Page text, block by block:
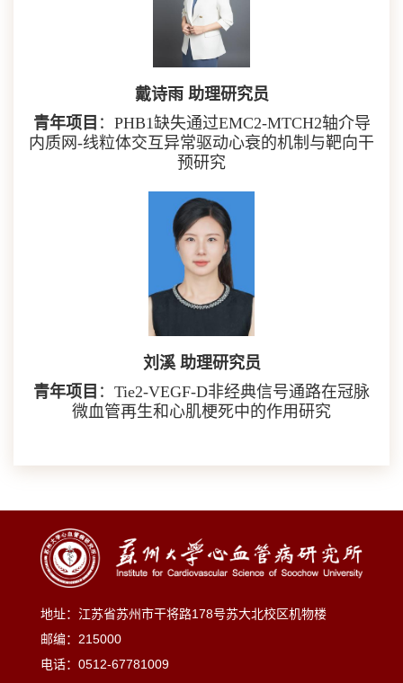
戴诗雨 助理研究员
青年项目 ：PHB1缺失通过EMC2-MTCH2轴介导
内质网-线粒体交互异常驱动心衰的机制与靶向干
预研究
刘溪 助理研究员
青年项目 ：Tie2-VEGF-D非经典信号通路在冠脉
微血管再生和心肌梗死中的作用研究
地址：江苏省苏州市干将路178号苏大北校区机物楼
邮编：215000
电话：0512-67781009